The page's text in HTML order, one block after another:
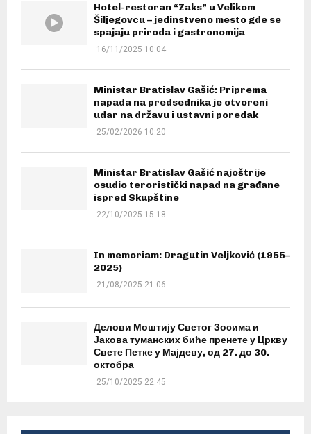
Hotel-restoran “Zaks” u Velikom
Šiljegovcu – jedinstveno mesto gde se
spajaju priroda i gastronomija
16/11/2025 10:04
Ministar Bratislav Gašić: Priprema
napada na predsednika je otvoreni
udar na državu i ustavni poredak
25/02/2026 10:20
Ministar Bratislav Gašić najoštrije
osudio teroristički napad na građane
ispred Skupštine
22/10/2025 15:18
In memoriam: Dragutin Veljković (1955–
2025)
21/08/2025 21:06
Делови Моштију Светог Зосима и
Јакова туманских биће пренете у Цркву
Свете Петке у Мајдеву, од 27. до 30.
октобра
25/10/2025 22:45